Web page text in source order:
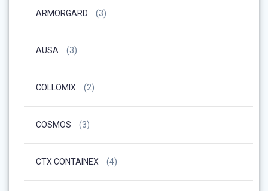
ARMORGARD (3)
AUSA (3)
COLLOMIX (2)
COSMOS (3)
CTX CONTAINEX (4)